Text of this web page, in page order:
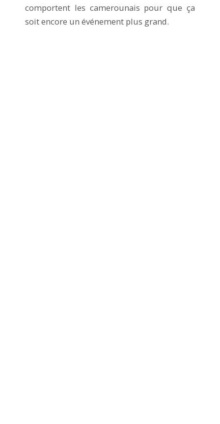
comportent les camerounais pour que ça
soit encore un événement plus grand.